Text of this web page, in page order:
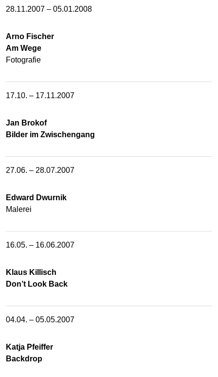
28.11.2007 – 05.01.2008
Arno Fischer
Am Wege
Fotografie
17.10. – 17.11.2007
Jan Brokof
Bilder im Zwischengang
27.06. – 28.07.2007
Edward Dwurnik
Malerei
16.05. – 16.06.2007
Klaus Killisch
Don’t Look Back
04.04. – 05.05.2007
Katja Pfeiffer
Backdrop